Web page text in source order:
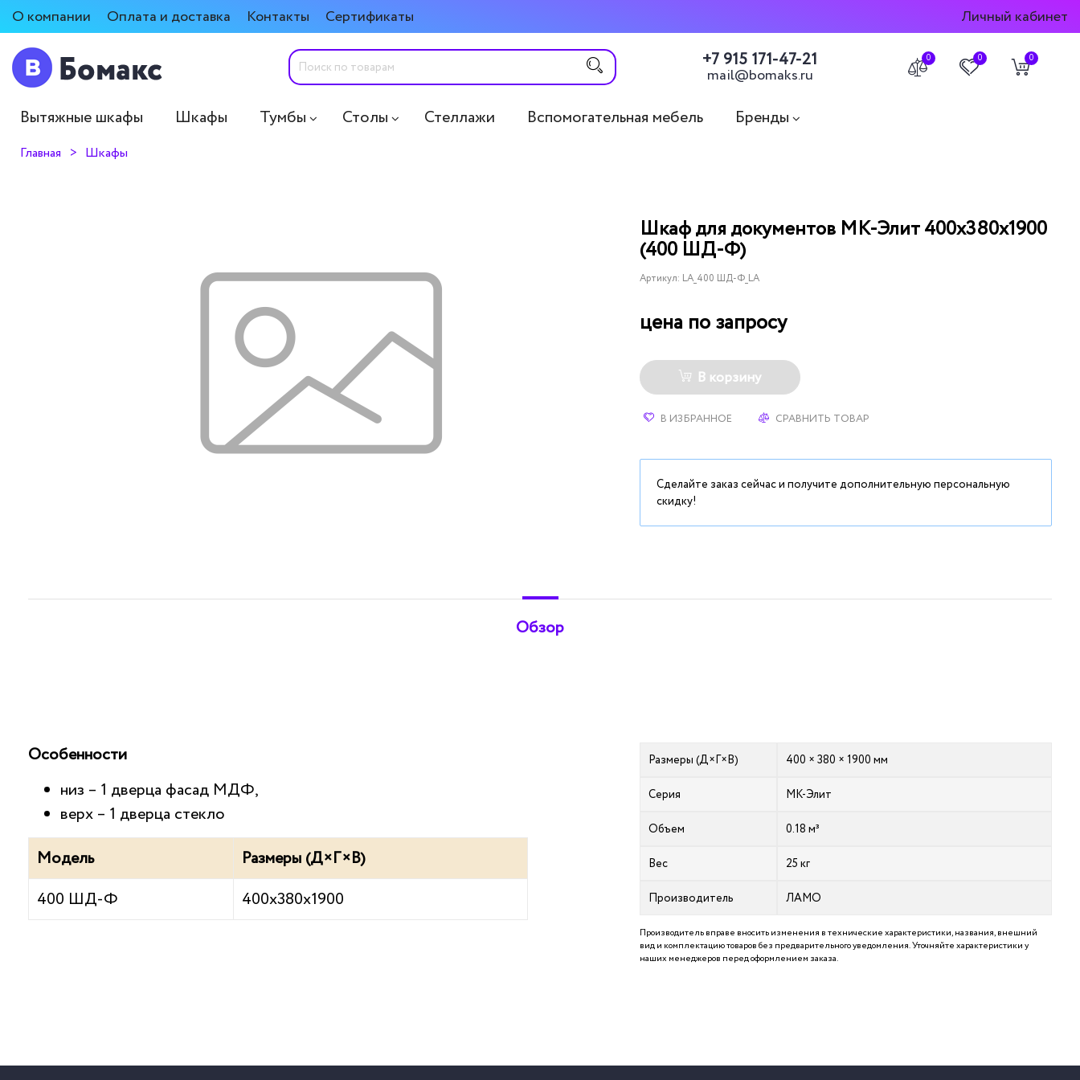
О компании Оплата и доставка Контакты Сертификаты Личный кабинет
+7 915 171-47-21
mail@bomaks.ru
0 0 0
Вытяжные шкафы Шкафы Тумбы Столы Стеллажи Вспомогательная мебель Бренды
Главная Шкафы
Шкаф для документов МК-Элит 400х380х1900
(400 ШД-Ф)
Артикул: LA_400 ШД-Ф_LA
цена по запросу
В корзину
В ИЗБРАННОЕ СРАВНИТЬ ТОВАР
Сделайте заказ сейчас и получите дополнительную персональную
скидку!
Обзор
Особенности
низ – 1 дверца фасад МДФ,
верх – 1 дверца стекло
Модель
Размеры (Д×Г×В)
400 ШД-Ф
400х380х1900
Размеры (Д×Г×В) 400 × 380 × 1900 мм
Серия МК-Элит
Объем 0.18 м³
Вес 25 кг
Производитель ЛАМО
Производитель вправе вносить изменения в технические характеристики, названия, внешний
вид и комплектацию товаров без предварительного уведомления. Уточняйте характеристики у
наших менеджеров перед оформлением заказа.